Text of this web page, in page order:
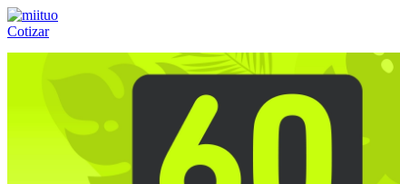
Cotizar
(55) 84-21-05-00ó800-953-00-59